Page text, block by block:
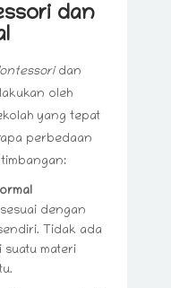
dan
dan
oleh
yang tepat
perbedaan
dengan
Tidak ada
suatu materi